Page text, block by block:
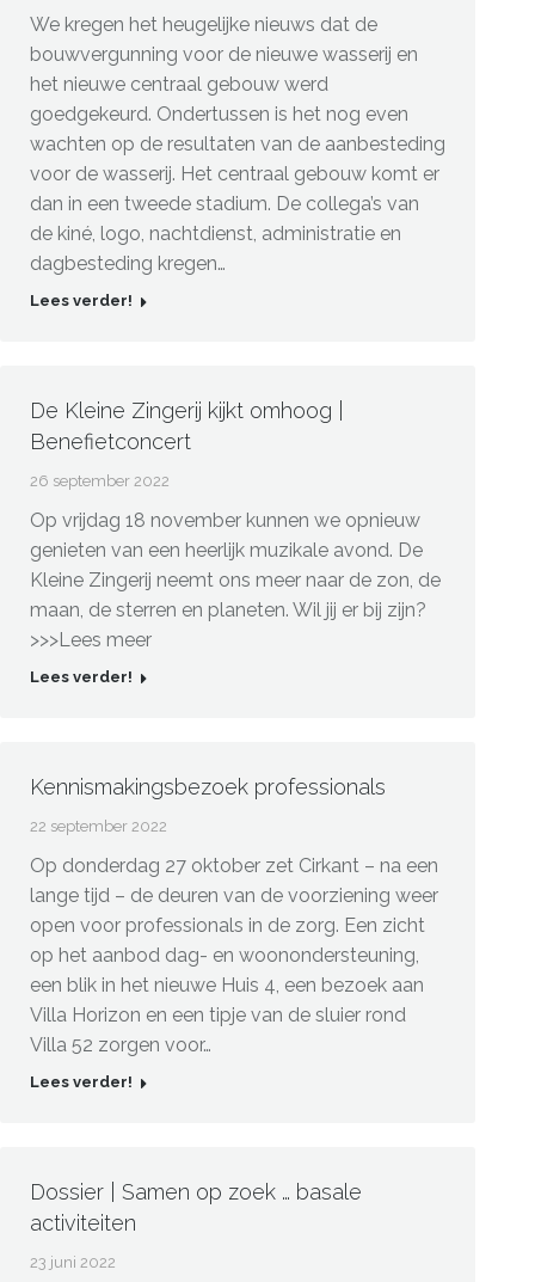
We kregen het heugelijke nieuws dat de
bouwvergunning voor de nieuwe wasserij en
het nieuwe centraal gebouw werd
goedgekeurd. Ondertussen is het nog even
wachten op de resultaten van de aanbesteding
voor de wasserij. Het centraal gebouw komt er
dan in een tweede stadium. De collega’s van
de kiné, logo, nachtdienst, administratie en
dagbesteding kregen…
Lees verder!
De Kleine Zingerij kijkt omhoog |
Benefietconcert
26 september 2022
Op vrijdag 18 november kunnen we opnieuw
genieten van een heerlijk muzikale avond. De
Kleine Zingerij neemt ons meer naar de zon, de
maan, de sterren en planeten. Wil jij er bij zijn?
>>>Lees meer
Lees verder!
Kennismakingsbezoek professionals
22 september 2022
Op donderdag 27 oktober zet Cirkant – na een
lange tijd – de deuren van de voorziening weer
open voor professionals in de zorg. Een zicht
op het aanbod dag- en woonondersteuning,
een blik in het nieuwe Huis 4, een bezoek aan
Villa Horizon en een tipje van de sluier rond
Villa 52 zorgen voor…
Lees verder!
Dossier | Samen op zoek … basale
activiteiten
23 juni 2022